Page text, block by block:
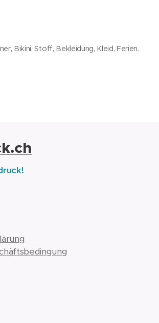
Bikini, Stoff, Bekleidung, Kleid, Ferien.